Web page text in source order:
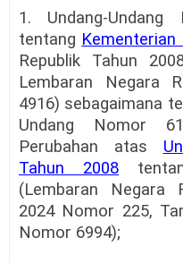
1. Undang-
tentang Kementerian
Republik Tahun
Lembaran Negara
4916) sebagaimana
Undang Nomor
Perubahan atas
Tahun 2008
(Lembaran Negara
2024 Nomor 225,
Nomor 6994);